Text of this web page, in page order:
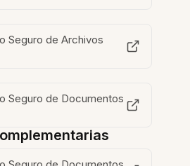
Seguro de Archivos
Seguro de Documentos